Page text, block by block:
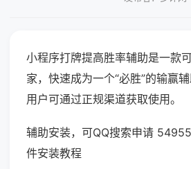
小程序打牌提高胜率辅助是一款
家，快速成为一个“必胜”的输赢
用户可通过正规渠道获取使用。
辅助安装，可QQ搜索申请
件安装教程